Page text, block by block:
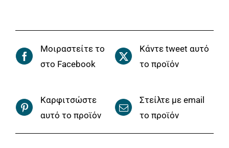
Μοιραστείτε το
στο Facebook
Κάντε tweet αυτό
το προϊόν
Καρφιτσώστε
αυτό το προϊόν
Στείλτε με email
το προϊόν